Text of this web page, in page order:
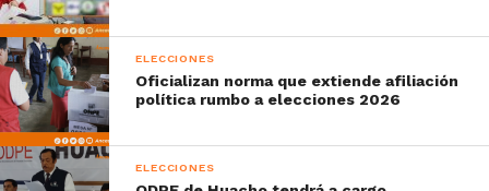
ELECCIONES
Oficializan norma que extiende afiliación
política rumbo a elecciones 2026
ELECCIONES